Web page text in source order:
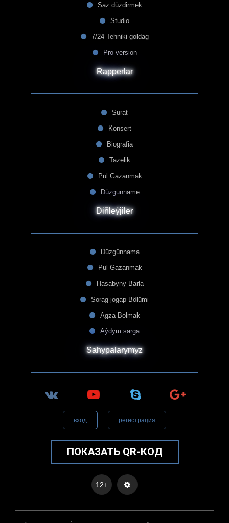
Saz düzdirmek
Studio
7/24 Tehniki goldag
Pro version
Rapperlar
Surat
Konsert
Biografia
Tazelik
Pul Gazanmak
Düzgunname
Diñleýjiler
Düzgünnama
Pul Gazanmak
Hasabyny Barla
Sorag jogap Bölümi
Agza Bolmak
Aýdym sarga
Sahypalarymyz
вход регистрация
ПОКАЗАТЬ QR-КОД
12+